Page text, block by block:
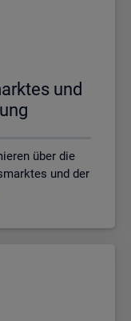
und
über die
und der